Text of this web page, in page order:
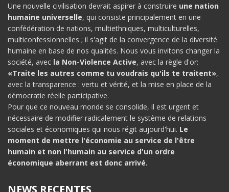
Une nouvelle civilisation devrait aspirer à construire une nation
humaine universelle, qui consiste principalement en une
confédération de nations, multiethniques, multiculturelles,
multiconfessionnelles ; il s'agit de la convergence de la diversité
humaine en base de nos qualités. Nous vous invitons changer la
société, avec la Non-Violence Active, avec la règle d'or:
«Traite les autres comme tu voudrais qu'ils te traitent»,
avec la transparence : vertu et vérité, et la mise en place de la
démocratie réelle participative.
Pour que ce nouveau monde se consolide, il est urgent et
nécessaire de modifier radicalement le système de relations
sociales et économiques qui nous régit aujourd'hui. Le
moment de mettre l'économie au service de l'être
humain et non l'humain au service d'un ordre
économique aberrant est donc arrivé.
NEWS RECENTES